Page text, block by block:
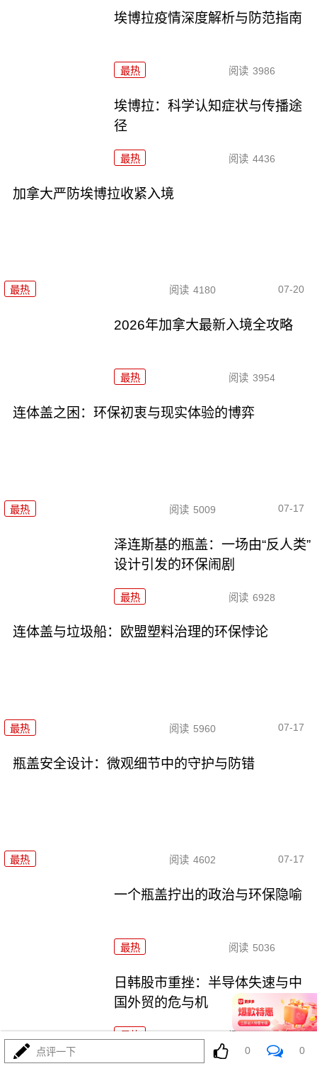
埃博拉疫情深度解析与防范指南
最热 阅读 3986
埃博拉：科学认知症状与传播途
径
最热 阅读 4436
加拿大严防埃博拉收紧入境
最热 阅读 4180 07-20
2026年加拿大最新入境全攻略
最热 阅读 3954
连体盖之困：环保初衷与现实体验的博弈
最热 阅读 5009 07-17
泽连斯基的瓶盖：一场由“反人类”
设计引发的环保闹剧
最热 阅读 6928
连体盖与垃圾船：欧盟塑料治理的环保悖论
最热 阅读 5960 07-17
瓶盖安全设计：微观细节中的守护与防错
最热 阅读 4602 07-17
一个瓶盖拧出的政治与环保隐喻
最热 阅读 5036
日韩股市重挫：半导体失速与中
国外贸的危与机
点评一下 0 0